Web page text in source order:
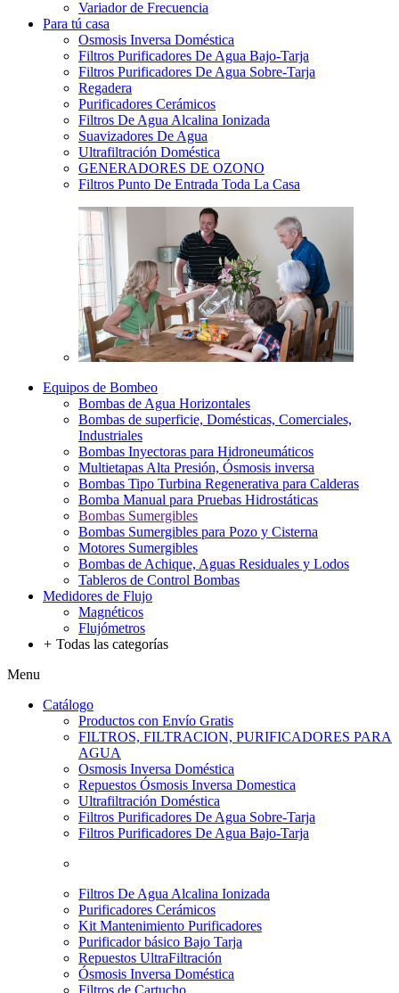
Variador de Frecuencia
Para tú casa
Osmosis Inversa Doméstica
Filtros Purificadores De Agua Bajo-Tarja
Filtros Purificadores De Agua Sobre-Tarja
Regadera
Purificadores Cerámicos
Filtros De Agua Alcalina Ionizada
Suavizadores De Agua
Ultrafiltración Doméstica
GENERADORES DE OZONO
Filtros Punto De Entrada Toda La Casa
Equipos de Bombeo
Bombas de Agua Horizontales
Bombas de superficie, Domésticas, Comerciales,
Industriales
Bombas Inyectoras para Hidroneumáticos
Multietapas Alta Presión, Ósmosis inversa
Bombas Tipo Turbina Regenerativa para Calderas
Bomba Manual para Pruebas Hidrostáticas
Bombas Sumergibles
Bombas Sumergibles para Pozo y Cisterna
Motores Sumergibles
Bombas de Achique, Aguas Residuales y Lodos
Tableros de Control Bombas
Medidores de Flujo
Magnéticos
Flujómetros
+ Todas las categorías
Menu
Catálogo
Productos con Envío Gratis
FILTROS, FILTRACION, PURIFICADORES PARA
AGUA
Osmosis Inversa Doméstica
Repuestos Ósmosis Inversa Domestica
Ultrafiltración Doméstica
Filtros Purificadores De Agua Sobre-Tarja
Filtros Purificadores De Agua Bajo-Tarja
Filtros De Agua Alcalina Ionizada
Purificadores Cerámicos
Kit Mantenimiento Purificadores
Purificador básico Bajo Tarja
Repuestos UltraFiltración
Ósmosis Inversa Doméstica
Filtros de Cartucho